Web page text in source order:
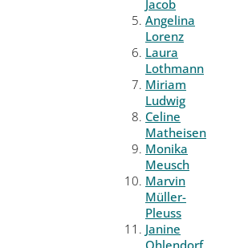
Jacob
Angelina
Lorenz
Laura
Lothmann
Miriam
Ludwig
Celine
Matheisen
Monika
Meusch
Marvin
Müller-
Pleuss
Janine
Ohlendorf